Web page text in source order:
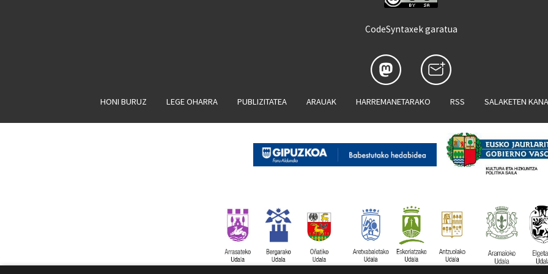
CodeSyntaxek garatua
HONI BURUZ LEGE OHARRA PUBLIZITATEA ARAUAK HARREMANETARAKO RSS SALAKETEN